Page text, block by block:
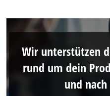
Wir unterstützen
rund um dein
und